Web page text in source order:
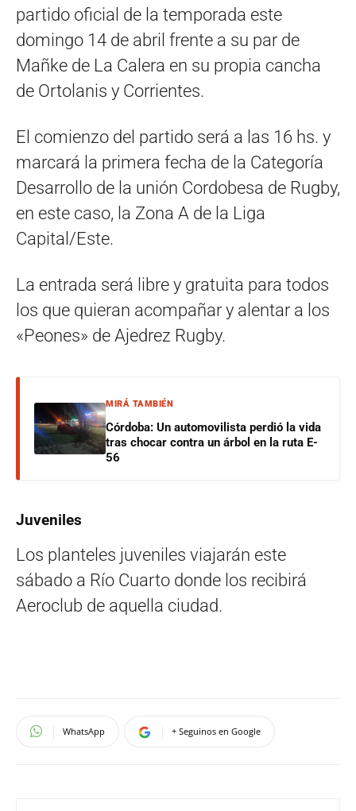
partido oficial de la temporada este
domingo 14 de abril frente a su par de
Mañke de La Calera en su propia cancha
de Ortolanis y Corrientes.
El comienzo del partido será a las 16 hs. y
marcará la primera fecha de la Categoría
Desarrollo de la unión Cordobesa de Rugby,
en este caso, la Zona A de la Liga
Capital/Este.
La entrada será libre y gratuita para todos
los que quieran acompañar y alentar a los
«Peones» de Ajedrez Rugby.
MIRÁ TAMBIÉN
Córdoba: Un automovilista perdió la vida
tras chocar contra un árbol en la ruta E-
56
Juveniles
Los planteles juveniles viajarán este
sábado a Río Cuarto donde los recibirá
Aeroclub de aquella ciudad.
WhatsApp + Seguinos en Google